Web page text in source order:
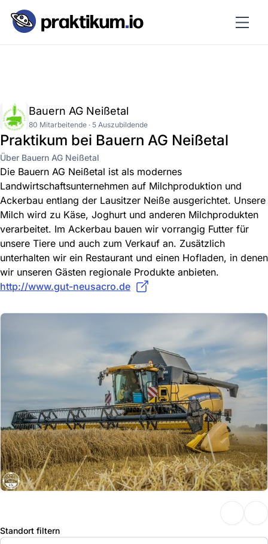
Bauern AG Neißetal
80 Mitarbeitende · 5 Auszubildende
Praktikum bei Bauern AG Neißetal
Über Bauern AG Neißetal
Die Bauern AG Neißetal ist als modernes
Landwirtschaftsunternehmen auf Milchproduktion und
Ackerbau entlang der Lausitzer Neiße ausgerichtet. Unsere
Milch wird zu Käse, Joghurt und anderen Milchprodukten
verarbeitet. Im Ackerbau bauen wir vorrangig Futter für
unsere Tiere und auch zum Verkauf an. Zusätzlich
unterhalten wir ein Restaurant und einen Hofladen, in denen
wir unseren Gästen regionale Produkte anbieten.
http://www.gut-neusacro.de
Standort filtern